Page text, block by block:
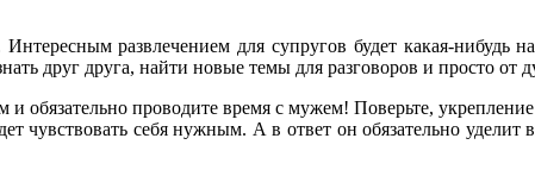
развлечением для супругов будет какая-нибудь
друг друга, найти новые темы для разговоров и просто от
обязательно проводите время с мужем! Поверьте,
чувствовать себя нужным. А в ответ он обязательно